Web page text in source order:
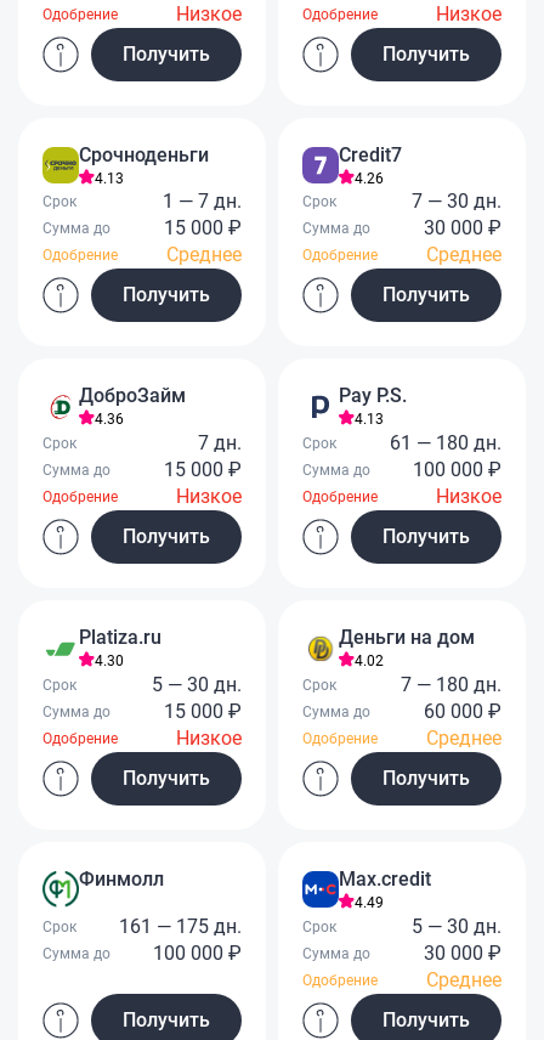
Одобрение
Низкое
Получить
Одобрение
Низкое
Получить
Срочноденьги
4.13
Срок
1 — 7 дн.
Сумма до 15 000 ₽
Одобрение
Среднее
Получить
Credit7
4.26
Срок
7 — 30 дн.
Сумма до 30 000 ₽
Одобрение
Среднее
Получить
ДоброЗайм
4.36
Срок
7 дн.
Сумма до 15 000 ₽
Одобрение
Низкое
Получить
Pay P.S.
4.13
Срок
61 — 180 дн.
Сумма до 100 000 ₽
Одобрение
Низкое
Получить
Platiza.ru
4.30
Срок
5 — 30 дн.
Сумма до 15 000 ₽
Одобрение
Низкое
Получить
Деньги на дом
4.02
Срок
7 — 180 дн.
Сумма до 60 000 ₽
Одобрение
Среднее
Получить
Финмолл
Срок 161 — 175 дн.
Сумма до 100 000 ₽
Получить
Max.credit
4.49
Срок
5 — 30 дн.
Сумма до 30 000 ₽
Одобрение
Среднее
Получить